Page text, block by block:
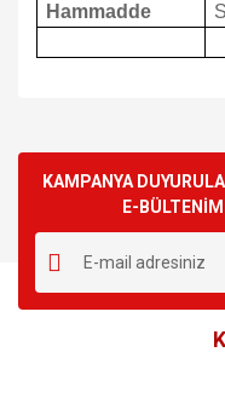
Hammadde
kullanarak tarafımıza
Görüş ve önerileriniz
Ürün resmi
Ürün açıklamasında
Ürün bilgilerinde
Ürün fiyatı diğer
KAMPANYA
E-